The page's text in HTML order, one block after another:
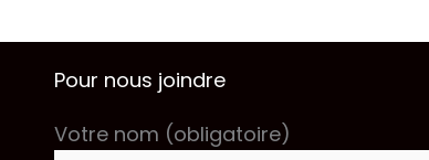
Pour nous joindre
Votre nom (obligatoire)